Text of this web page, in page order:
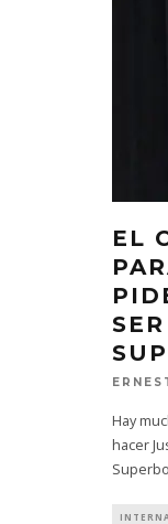
EL
Hay
hacer